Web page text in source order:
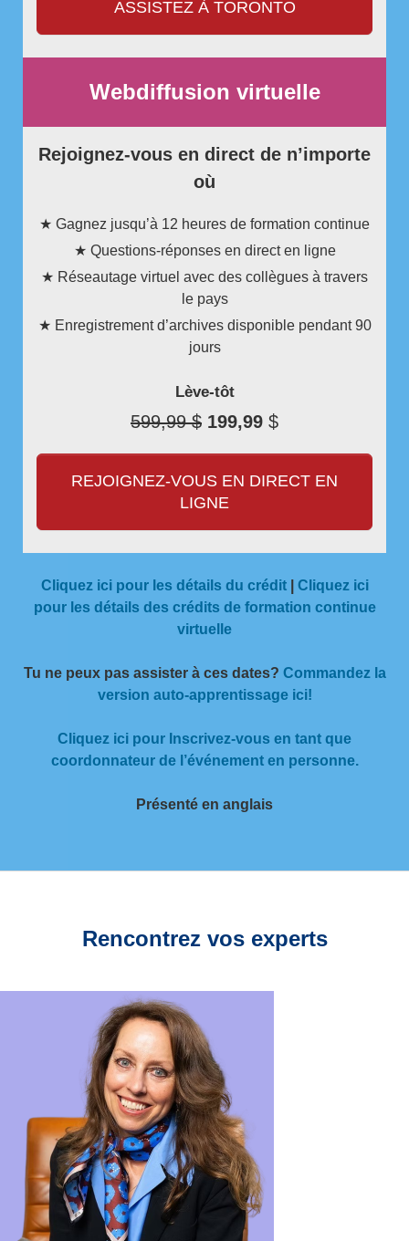
ASSISTEZ À TORONTO
Webdiffusion virtuelle
Rejoignez-vous en direct de n’importe
où
★ Gagnez jusqu’à 12 heures de formation continue
★ Questions-réponses en direct en ligne
★ Réseautage virtuel avec des collègues à travers
le pays
★ Enregistrement d’archives disponible pendant 90
jours
Lève-tôt
599,99 $ 199,99 $
REJOIGNEZ-VOUS EN DIRECT EN
LIGNE
Cliquez ici pour les détails du crédit| Cliquez ici
pour les détails des crédits de formation continue
virtuelle
Tu ne peux pas assister à ces dates? Commandez la
version auto-apprentissage ici!
Cliquez ici pour Inscrivez-vous en tant que
coordonnateur de l’événement en personne.
Présenté en anglais
Rencontrez vos experts